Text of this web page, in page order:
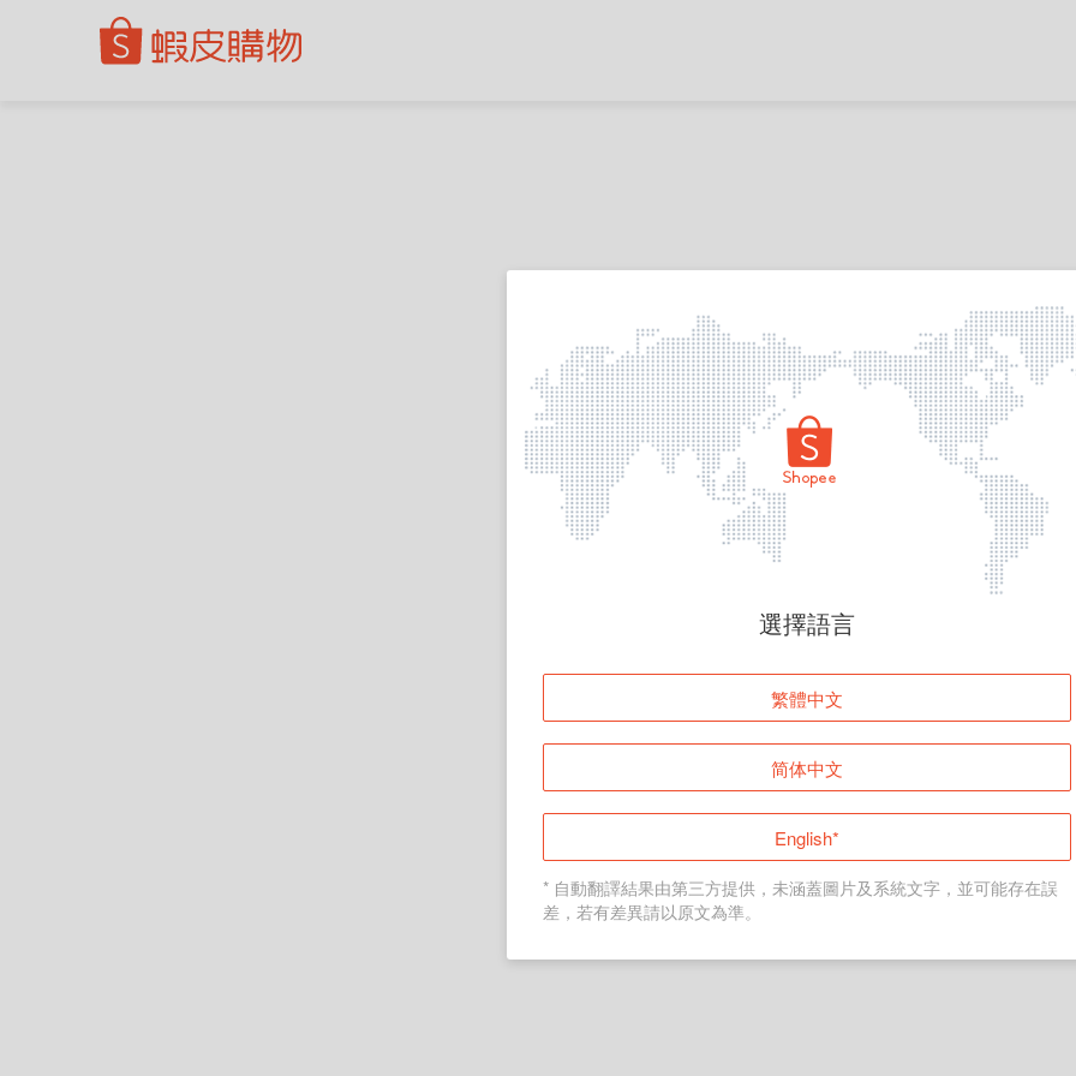
頁面無法顯示
登入
返回首頁
選擇語言
繁體中文
简体中文
English*
* 自動翻譯結果由第三方提供，未涵蓋圖片及系統文字，並可能存在誤
差，若有差異請以原文為準。